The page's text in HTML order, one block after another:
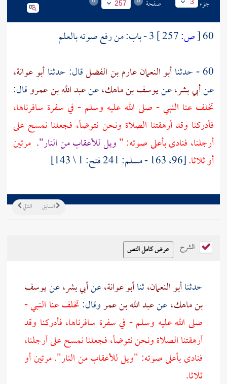
جزء صفحة 257
60
[ص:
3 - باب: من رفع صوته بالعلم
60 - حدثنا
أبو النعمان عارم بن الفضلقال: حدثناأبو عوانة،
عنأبي بشر،عنيوسف بن ماهك،عنعبد الله بن عمروقال:
تخلف عنا النبي - صلى الله عليه وسلم - في سفرة سافرناها،
فأدركنا وقد أرهقتنا الصلاة ونحن نتوضأ، فجعلنا نمسح على
أرجلنا، فنادى بأعلى صوته: "ويل للأعقاب من النار". مرتين
أو ثلاثا.[96، 163 - مسلم: 241 فتح: 1 \ 143]
التالي السابق
الشرح
حدثناأبو النعمان،ثناأبو عوانة،عنأبي بشر،عنيوسف
بن ماهك،عنعبد الله بن عمروقال:تخلف عنا النبي -
صلى الله عليه وسلم - في سفرة سافرناها، فأدركنا وقد
أرهقتنا الصلاة ونحن نتوضأ، فجعلنا نمسح على أرجلنا،
فنادى بأعلى صوته: "ويل للأعقاب من النار". مرتين أو
ثلاثا.